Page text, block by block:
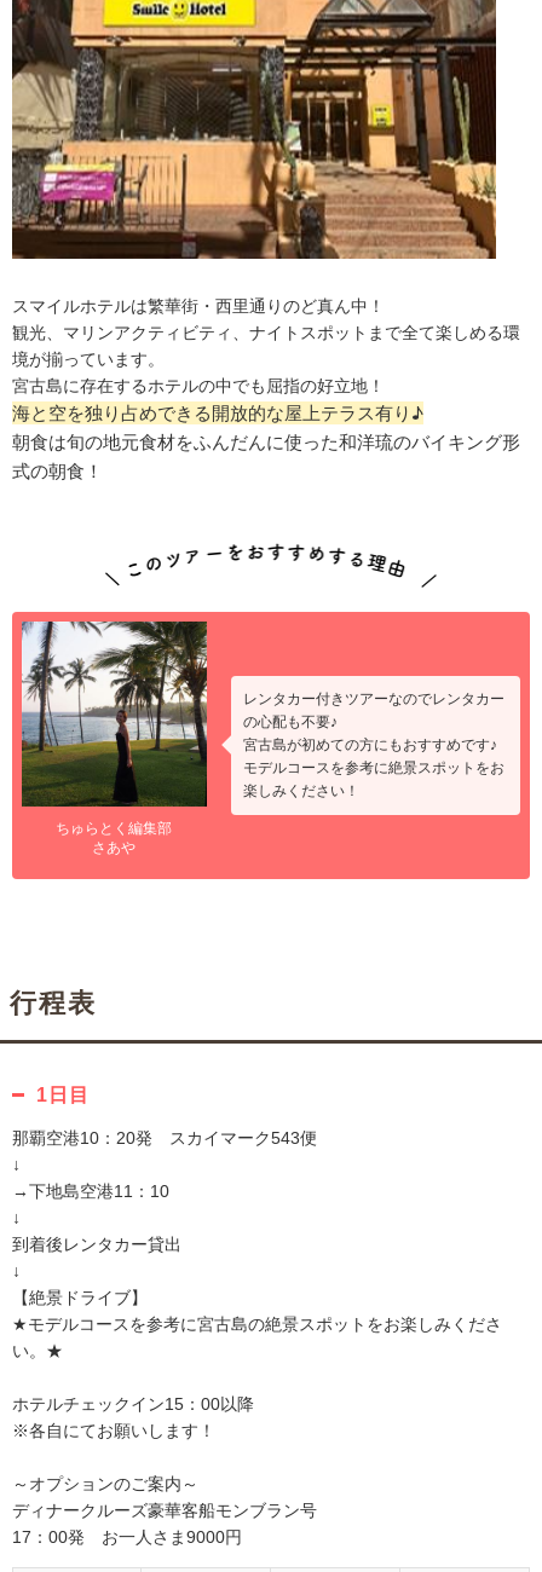
スマイルホテルは繁華街・西里通りのど真ん中！
観光、マリンアクティビティ、ナイトスポットまで全て楽しめる環
境が揃っています。
宮古島に存在するホテルの中でも屈指の好立地！
海と空を独り占めできる開放的な屋上テラス有り♪
朝食は旬の地元食材をふんだんに使った和洋琉のバイキング形
式の朝食！
ちゅらとく編集部
さあや
レンタカー付きツアーなのでレンタカー
の心配も不要♪
宮古島が初めての方にもおすすめです♪
モデルコースを参考に絶景スポットをお
楽しみください！
行程表
1日目
那覇空港10：20発 スカイマーク543便
↓
→下地島空港11：10
↓
到着後レンタカー貸出
↓
【絶景ドライブ】
★モデルコースを参考に宮古島の絶景スポットをお楽しみくださ
い。★
ホテルチェックイン15：00以降
※各自にてお願いします！
～オプションのご案内～
ディナークルーズ豪華客船モンブラン号
17：00発 お一人さま9000円